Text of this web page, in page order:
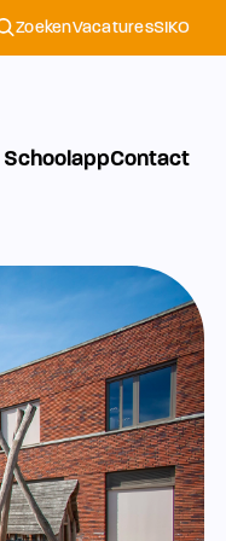
ZoekenVacaturesSIKO
SchoolappContact